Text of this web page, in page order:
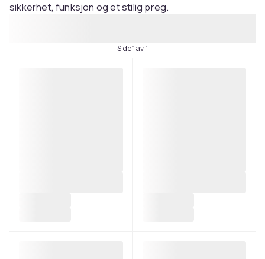
sikkerhet, funksjon og et stilig preg.
Side 1 av 1